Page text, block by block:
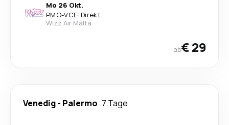
Mo 26 Okt.
PMO-VCE· Direkt
Wizz Air Malta
ab€ 29
Venedig- Palermo 7 Tage